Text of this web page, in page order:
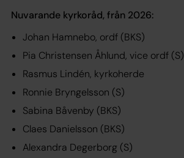
Nuvarande kyrkoråd, från 2026:
Johan Hamnebo, ordf (BKS)
Pia Christensen Åhlund, vice ordf (S)
Rasmus Lindén, kyrkoherde
Ronnie Bryngelsson (S)
Sabina Båvenby (BKS)
Claes Danielsson (BKS)
Alexandra Degerborg (S)